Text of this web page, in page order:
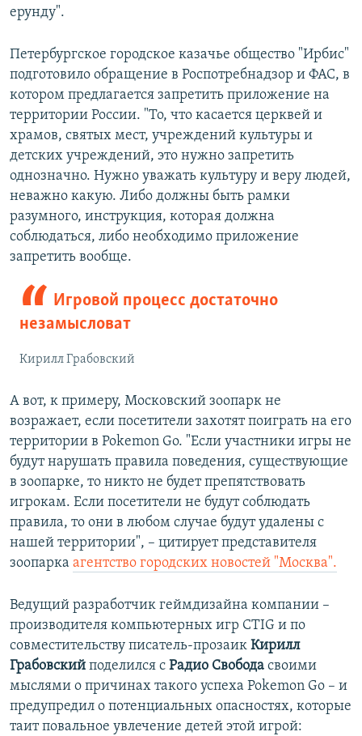
ерунду".
Петербургское городское казачье общество "Ирбис"
подготовило обращение в Роспотребнадзор и ФАС, в
котором предлагается запретить приложение на
территории России. "То, что касается церквей и
храмов, святых мест, учреждений культуры и
детских учреждений, это нужно запретить
однозначно. Нужно уважать культуру и веру людей,
неважно какую. Либо должны быть рамки
разумного, инструкция, которая должна
соблюдаться, либо необходимо приложение
запретить вообще.
Игровой процесс достаточно
незамысловат
Кирилл Грабовский
А вот, к примеру, Московский зоопарк не
возражает, если посетители захотят поиграть на его
территории в Pokemon Go. "Если участники игры не
будут нарушать правила поведения, существующие
в зоопарке, то никто не будет препятствовать
игрокам. Если посетители не будут соблюдать
правила, то они в любом случае будут удалены с
нашей территории", – цитирует представителя
зоопарка агентство городских новостей "Москва".
Ведущий разработчик геймдизайна компании –
производителя компьютерных игр CTIG и по
совместительству писатель-прозаик Кирилл
Грабовский поделился с Радио Свобода своими
мыслями о причинах такого успеха Pokemon Go – и
предупредил о потенциальных опасностях, которые
таит повальное увлечение детей этой игрой: